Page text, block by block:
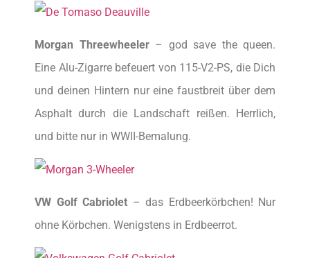
Morgan Threewheeler– god save the queen.
Eine Alu-Zigarre befeuert von 115-V2-PS, die Dich
und deinen Hintern nur eine faustbreit über dem
Asphalt durch die Landschaft reißen. Herrlich,
und bitte nur in WWII-Bemalung.
VW Golf Cabriolet – das Erdbeerkörbchen! Nur
ohne Körbchen. Wenigstens in Erdbeerrot.